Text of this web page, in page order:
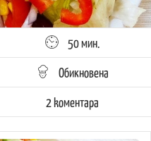
50 мин.
Обикновена
2 kоментара